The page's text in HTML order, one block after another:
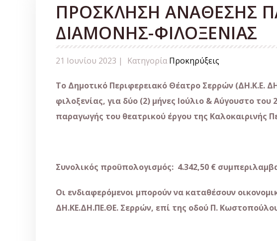
ΠΡΟΣΚΛΗΣΗ ΑΝΑΘΕΣΗΣ
ΔΙΑΜΟΝΗΣ-ΦΙΛΟΞΕΝΙΑΣ
21 Ιουνίου 2023 | Κατηγορία Προκηρύξεις
Το Δημοτικό Περιφερειακό Θέατρο Σερρών (ΔΗ.Κ.Ε.
φιλοξενίας, για δύο (2) μήνες Ιούλιο & Αύγουστο
παραγωγής του θεατρικού έργου της Καλοκαιρινής
Συνολικός προϋπολογισμός: 4.342,50 €
Οι ενδιαφερόμενοι μπορούν να καταθέσουν
ΔΗ.ΚΕ.ΔΗ.ΠΕ.ΘΕ. Σερρών, επί της οδού Π.